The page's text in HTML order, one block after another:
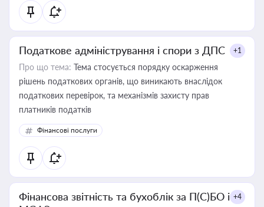
Податкове адміністрування і спори з ДПС +1
Про що тема: Тема стосується порядку оскарження
рішень податкових органів, що виникають внаслідок
податкових перевірок, та механізмів захисту прав
платників податків
Фінансові послуги
Фінансова звітність та бухоблік за П(С)БО і +4